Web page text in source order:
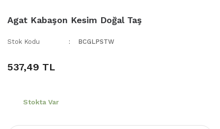
Agat Kabaşon Kesim Doğal Taş
Stok Kodu BCGLPSTW
537,49 TL
Stokta Var